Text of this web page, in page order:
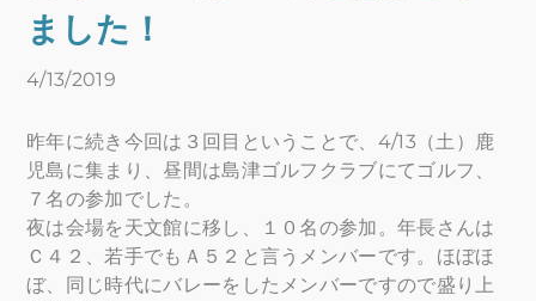
ました！
4/13/2019
昨年に続き今回は３回目ということで、4/13（土）鹿
児島に集まり、昼間は島津ゴルフクラブにてゴルフ、
７名の参加でした。
夜は会場を天文館に移し、１０名の参加。年長さんは
Ｃ４２、若手でもＡ５２と言うメンバーです。ほぼほ
ぼ、同じ時代にバレーをしたメンバーですので盛り上